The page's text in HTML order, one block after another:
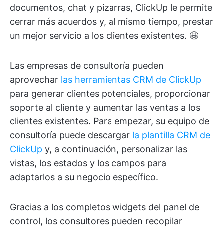
documentos, chat y pizarras, ClickUp le permite
cerrar más acuerdos y, al mismo tiempo, prestar
un mejor servicio a los clientes existentes. 🤩
Las empresas de consultoría pueden
aprovechar las herramientas CRM de ClickUp
para generar clientes potenciales, proporcionar
soporte al cliente y aumentar las ventas a los
clientes existentes. Para empezar, su equipo de
consultoría puede descargar la plantilla CRM de
ClickUp y, a continuación, personalizar las
vistas, los estados y los campos para
adaptarlos a su negocio específico.
Gracias a los completos widgets del panel de
control, los consultores pueden recopilar